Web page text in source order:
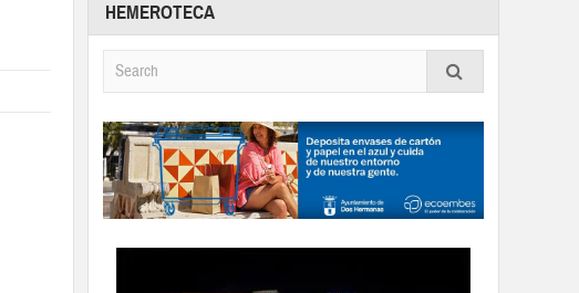
HEMEROTECA